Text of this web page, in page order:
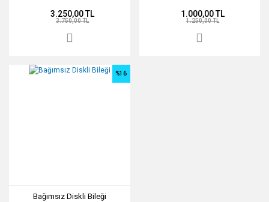
3.250,00 TL
3.750,00 TL
1.000,00 TL
1.250,00 TL
Bağımsız Diskli Bileği
%16